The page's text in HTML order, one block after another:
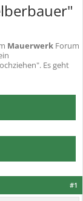
Mauerwerk Forum
Es geht
#1